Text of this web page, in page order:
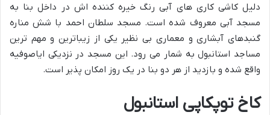
دلیل کاشی کاری های آبی رنگ خیره کننده اش در داخل بنا به
مسجد آبی معروف شده است. مسجد سلطان احمد با شش مناره
گنبدهای آبشاری و معماری بی نظیر یکی از زیباترین و مهم ترین
مساجد استانبول به شمار می رود. این مسجد در نزدیکی ایاصوفیه
واقع شده و بازدید از هر دو بنا در یک روز امکان پذیر است.
کاخ توپکاپی استانبول